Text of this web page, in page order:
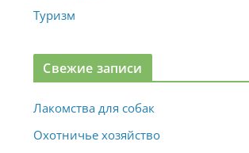
Туризм
Свежие записи
Лакомства для собак
Охотничье хозяйство